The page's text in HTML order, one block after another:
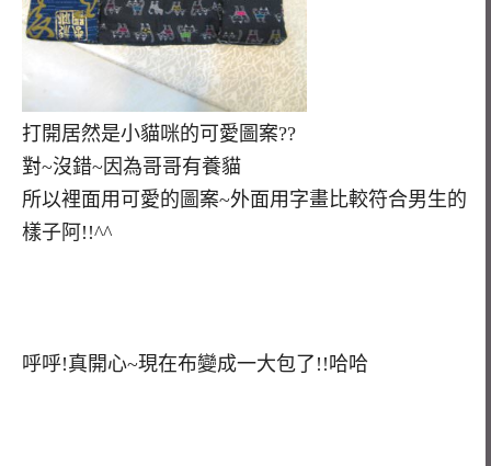
打開居然是小貓咪的可愛圖案??
對~沒錯~因為哥哥有養貓
所以裡面用可愛的圖案~外面用字畫比較符合男生的
樣子阿!!^^
呼呼!真開心~現在布變成一大包了!!哈哈